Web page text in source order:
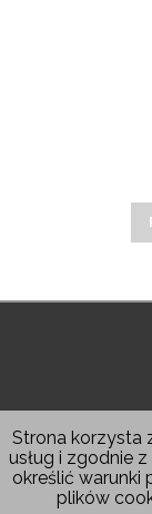
Strona korzysta
usług i zgodnie z
określić warunki
plików